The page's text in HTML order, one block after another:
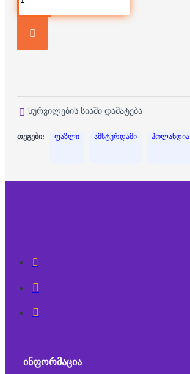
სურვილების სიაში დამატება
თეგები: ფაზლი ამსტერდამი ჰოლანდია
ᲘᲜᲤᲝᲠᲛᲐᲪᲘᲐ